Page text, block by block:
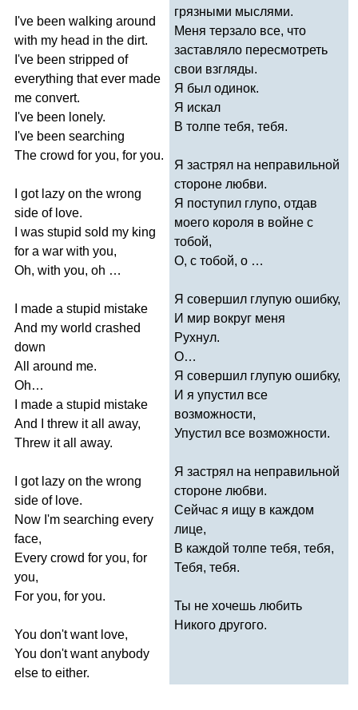
I've been walking around
with my head in the dirt.
I've been stripped of
everything that ever made
me convert.
I've been lonely.
I've been searching
The crowd for you, for you.
got lazy on the wrong
side of love.
was stupid sold my king
for a war with you,
Oh, with you, oh …
made a stupid mistake
And my world crashed
down
All
around me.
Oh…
made a stupid mistake
And
threw it all away,
Threw it all away.
got lazy on the wrong
side of love.
Now I'm searching every
face,
Every crowd for you, for
you,
For you, for you.
You don't want love,
You don't want anybody
else to either.
грязными мыслями.
Меня терзало все, что
заставляло пересмотреть
свои взгляды.
Я был одинок.
Я искал
В толпе тебя, тебя.
Я застрял на неправильной
стороне любви.
Я поступил глупо, отдав
моего короля в войне с
тобой,
О, с тобой, о …
Я совершил глупую ошибку,
И мир вокруг меня
Рухнул.
О…
Я совершил глупую ошибку,
И я упустил все
возможности,
Упустил все возможности.
Я застрял на неправильной
стороне любви.
Сейчас я ищу в каждом
лице,
В каждой толпе тебя, тебя,
Тебя, тебя.
Ты не хочешь любить
Никого другого.